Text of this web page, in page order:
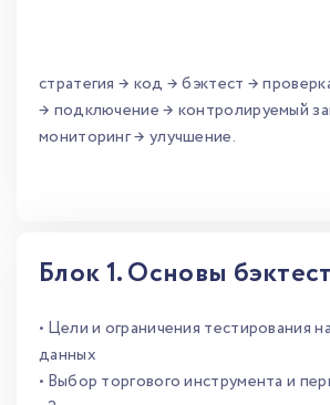
стратегия → код → бэктест →
→ подключение → контролируемый
мониторинг → улучшение.
Блок 1. Основы
• Цели и ограничения тестирования
данных
• Выбор торгового инструмента и